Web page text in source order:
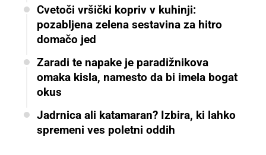
Cvetoči vršički kopriv v kuhinji:
pozabljena zelena sestavina za hitro
domačo jed
Zaradi te napake je paradižnikova
omaka kisla, namesto da bi imela bogat
okus
Jadrnica ali katamaran? Izbira, ki lahko
spremeni ves poletni oddih